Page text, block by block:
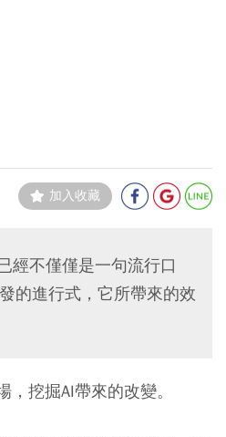
加入收藏
經不僅僅是一句流行口
的進行式，它所帶來的效
挖掘AI帶來的改變。